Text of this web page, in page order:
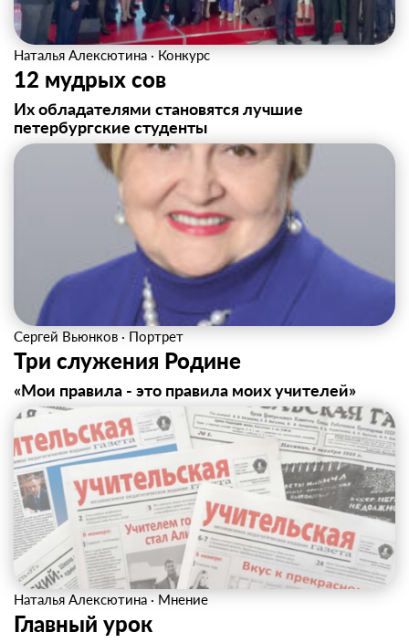
Наталья Алексютина · Конкурс
12 мудрых сов
Их обладателями становятся лучшие
петербургские студенты
Сергей Вьюнков · Портрет
Три служения Родине
«Мои правила - это правила моих учителей»
Наталья Алексютина · Мнение
Главный урок